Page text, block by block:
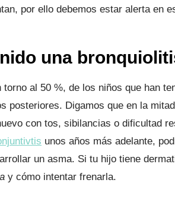
por ello debemos estar alerta en
una
torno al 50 %, de los niños que han
posteriores. Digamos que en la
con tos, sibilancias o dificultad
unos años más adelante,
un asma. Si tu hijo tiene
y cómo intentar frenarla.